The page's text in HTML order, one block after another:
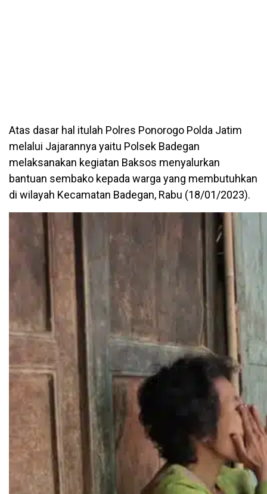
Atas dasar hal itulah Polres Ponorogo Polda Jatim
melalui Jajarannya yaitu Polsek Badegan
melaksanakan kegiatan Baksos menyalurkan
bantuan sembako kepada warga yang membutuhkan
di wilayah Kecamatan Badegan, Rabu (18/01/2023).